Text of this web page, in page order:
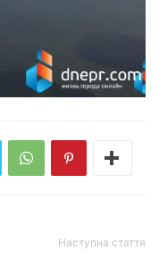
Наступна стаття